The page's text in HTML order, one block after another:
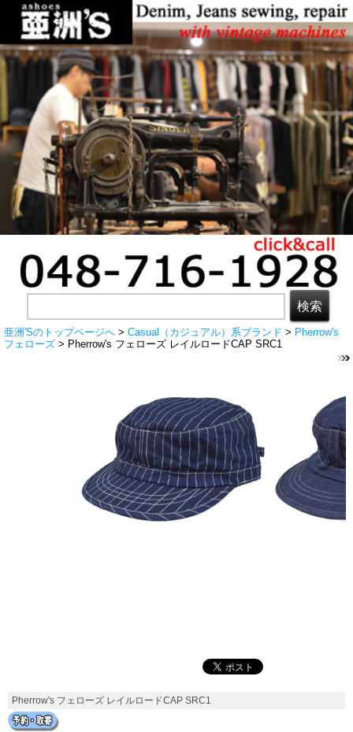
亜洲'Sのトップページへ > Casual（カジュアル）系ブランド > Pherrow's
フェローズ > Pherrow's フェローズ レイルロードCAP SRC1
Pherrow's フェローズ レイルロードCAP SRC1